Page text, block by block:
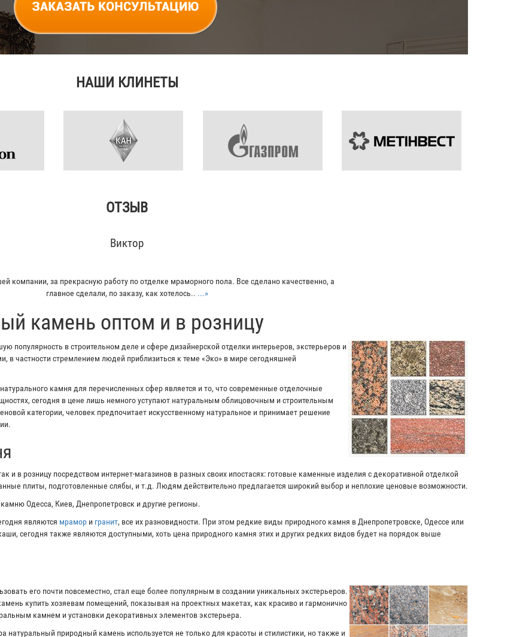
НАШИ КЛИНЕТЫ
ОТЗЫВ
Кирилл
плитку из гранита для своего дома. Больше всего понравилось - индивидуальный подход к клиенту.
Отец остался очень доволен...
камень оптом и в розницу
популярность в строительном деле и сфере дизайнерской отделки интерьеров, экстерьеров и
в частности стремлением людей приблизиться к теме «Эко» в мире сегодняшней
камня для перечисленных сфер является и то, что современные отделочные
сегодня в цене лишь немного уступают натуральным облицовочным и строительным
категории, человек предпочитает искусственному натуральное и принимает решение
и в розницу посредством интернет-магазинов в разных своих ипостасях: готовые каменные изделия с декоративной отделкой
плиты, подготовленные слябы, и т.д. Людям действительно предлагается широкий выбор и неплохие ценовые возможности.
Одесса, Киев, Днепропетровск и другие регионы.
являются мрамор и гранит, все их разновидности. При этом редкие виды природного камня в Днепропетровске, Одессе или
сегодня также являются доступными, хоть цена природного камня этих и других редких видов будет на порядок выше
его почти повсеместно, стал еще более популярным в создании уникальных экстерьеров.
купить хозяевам помещений, показывая на проектных макетах, как красиво и гармонично
камнем и установки декоративных элементов экстерьера.
натуральный природный камень используется не только для красоты и стилистики, но также и